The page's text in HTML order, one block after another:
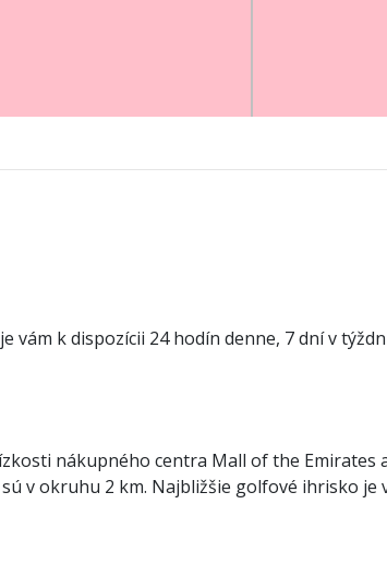
vám k dispozícii 24 hodín denne, 7 dní v
nákupného centra Mall of the
v okruhu 2 km. Najbližšie golfové ihrisko je